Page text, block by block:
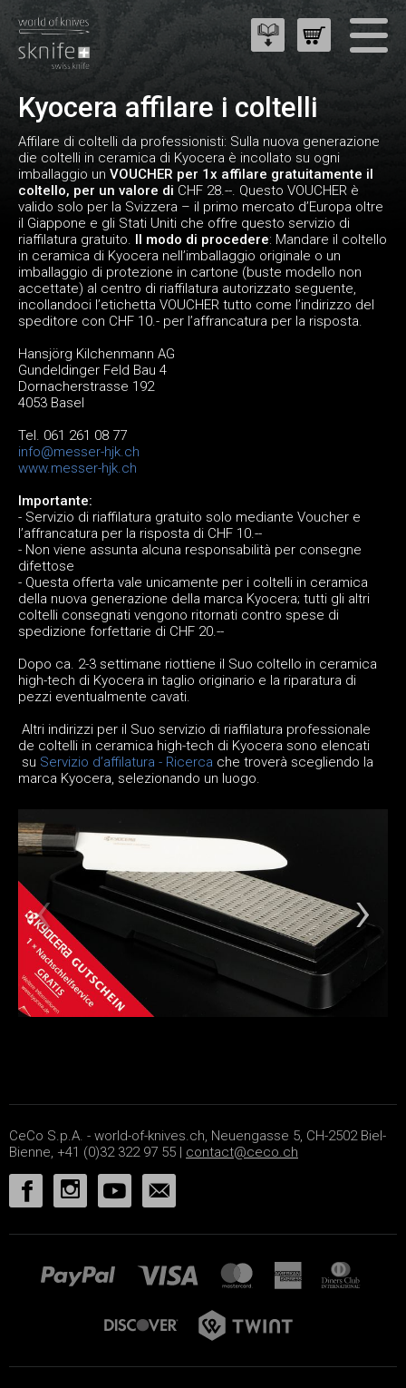
Kyocera affilare i coltelli
Affilare di coltelli da professionisti: Sulla nuova generazione
die coltelli in ceramica di Kyocera è incollato su ogni
imballaggio un VOUCHER per 1x affilare gratuitamente il
coltello, per un valore di CHF 28.--. Questo VOUCHER è
valido solo per la Svizzera – il primo mercato d’Europa oltre
il Giappone e gli Stati Uniti che offre questo servizio di
riaffilatura gratuito. Il modo di procedere: Mandare il coltello
in ceramica di Kyocera nell’imballaggio originale o un
imballaggio di protezione in cartone (buste modello non
accettate) al centro di riaffilatura autorizzato seguente,
incollandoci l’etichetta VOUCHER tutto come l’indirizzo del
speditore con CHF 10.- per l’affrancatura per la risposta.
Hansjörg Kilchenmann AG
Gundeldinger Feld Bau 4
Dornacherstrasse 192
4053 Basel
Tel. 061 261 08 77
info@messer-hjk.ch
www.messer-hjk.ch
Importante:
- Servizio di riaffilatura gratuito solo mediante Voucher e
l’affrancatura per la risposta di CHF 10.--
- Non viene assunta alcuna responsabilità per consegne
difettose
- Questa offerta vale unicamente per i coltelli in ceramica
della nuova generazione della marca Kyocera; tutti gli altri
coltelli consegnati vengono ritornati contro spese di
spedizione forfettarie di CHF 20.--
Dopo ca. 2-3 settimane riottiene il Suo coltello in ceramica
high-tech di Kyocera in taglio originario e la riparatura di
pezzi eventualmente cavati.
Altri indirizzi per il Suo servizio di riaffilatura professionale
de coltelli in ceramica high-tech di Kyocera sono elencati
su Servizio d’affilatura - Ricerca che troverà scegliendo la
marca Kyocera, selezionando un luogo.
CeCo S.p.A. - world-of-knives.ch, Neuengasse 5, CH-2502 Biel-
Bienne, +41 (0)32 322 97 55 | contact@ceco.ch